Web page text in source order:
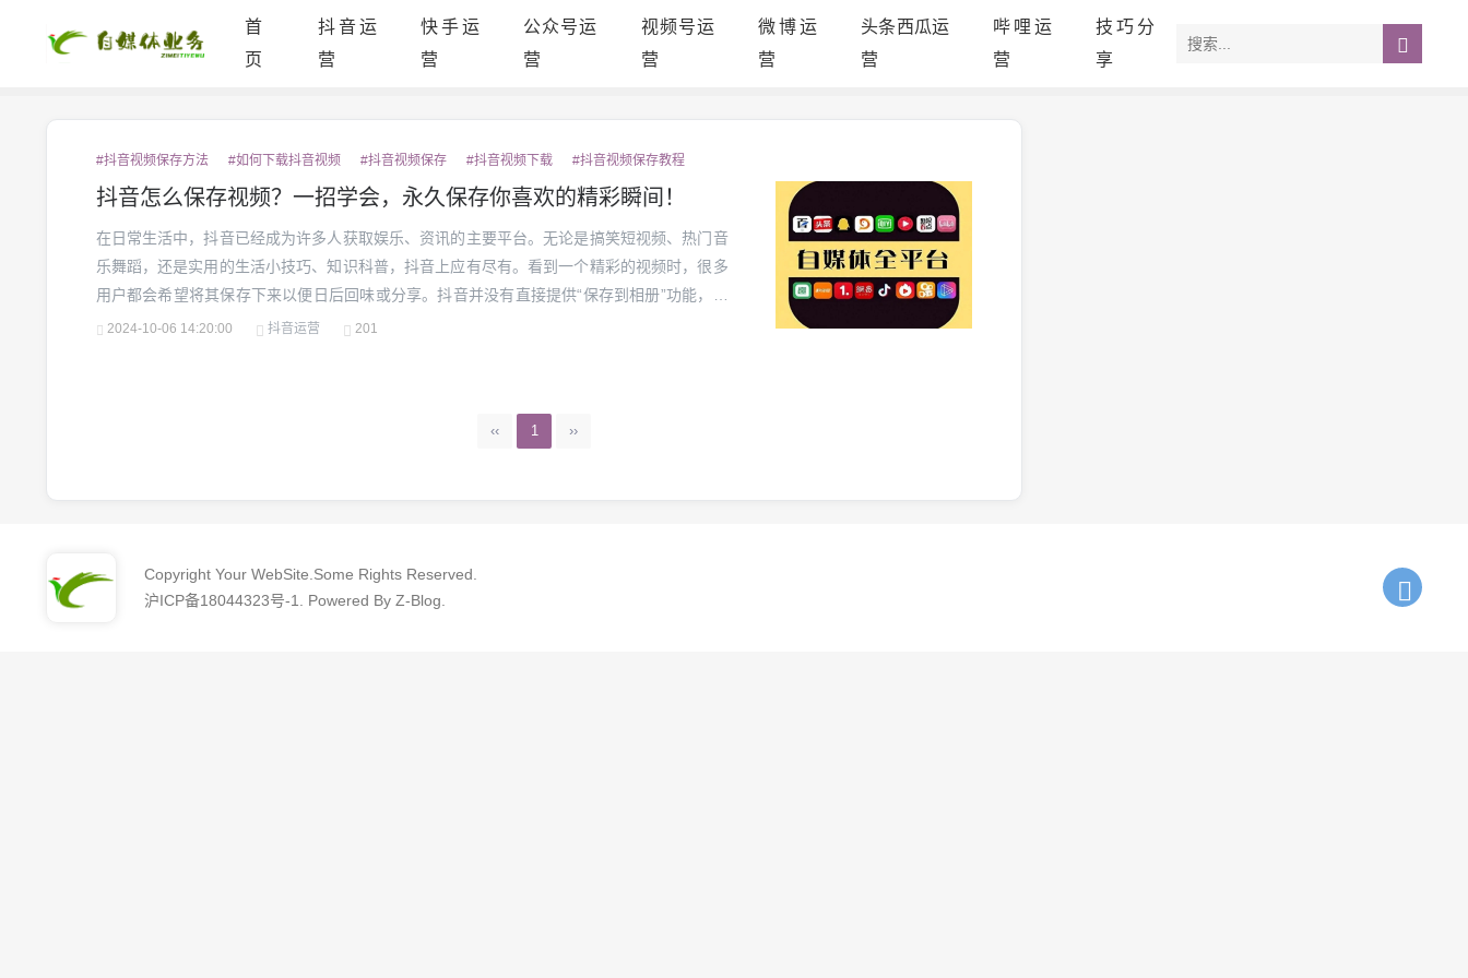
首
页
抖音运
营
快手运
营
公众号运
营
视频号运
营
微博运
营
头条西瓜运
营
哔哩运
营
技巧分
享
#抖音视频保存方法 #如何下载抖音视频 #抖音视频保存 #抖音视频下载 #抖音视频保存教程
抖音怎么保存视频？一招学会，永久保存你喜欢的精彩瞬间！
在日常生活中，抖音已经成为许多人获取娱乐、资讯的主要平台。无论是搞笑短视频、热门音
乐舞蹈，还是实用的生活小技巧、知识科普，抖音上应有尽有。看到一个精彩的视频时，很多
用户都会希望将其保存下来以便日后回味或分享。抖音并没有直接提供“保存到相册”功能，这
让许多用户感到困惑。抖音怎么保存视频呢？别着急，我们将逐步解析几种简单实用的方法，
2024-10-06 14:20:00 抖音运营 201
‹‹ 1 ››
Copyright Your WebSite.Some Rights Reserved.
沪ICP备18044323号-1
. Powered By Z-Blog